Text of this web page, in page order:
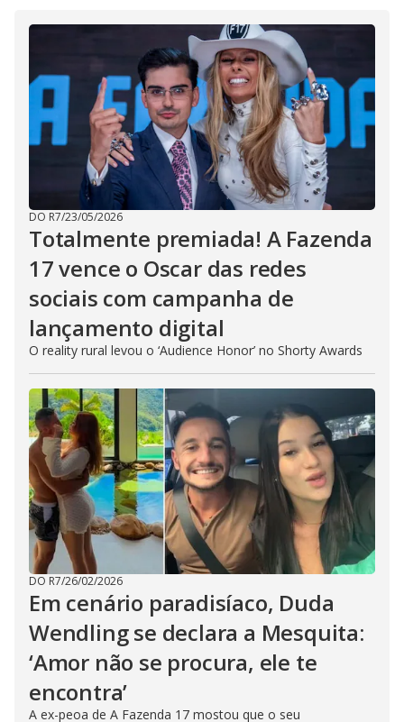
DO R7/23/05/2026
Totalmente premiada! A Fazenda
17 vence o Oscar das redes
sociais com campanha de
lançamento digital
O reality rural levou o ‘Audience Honor’ no Shorty Awards
DO R7/26/02/2026
Em cenário paradisíaco, Duda
Wendling se declara a Mesquita:
‘Amor não se procura, ele te
encontra’
A ex-peoa de A Fazenda 17 mostou que o seu